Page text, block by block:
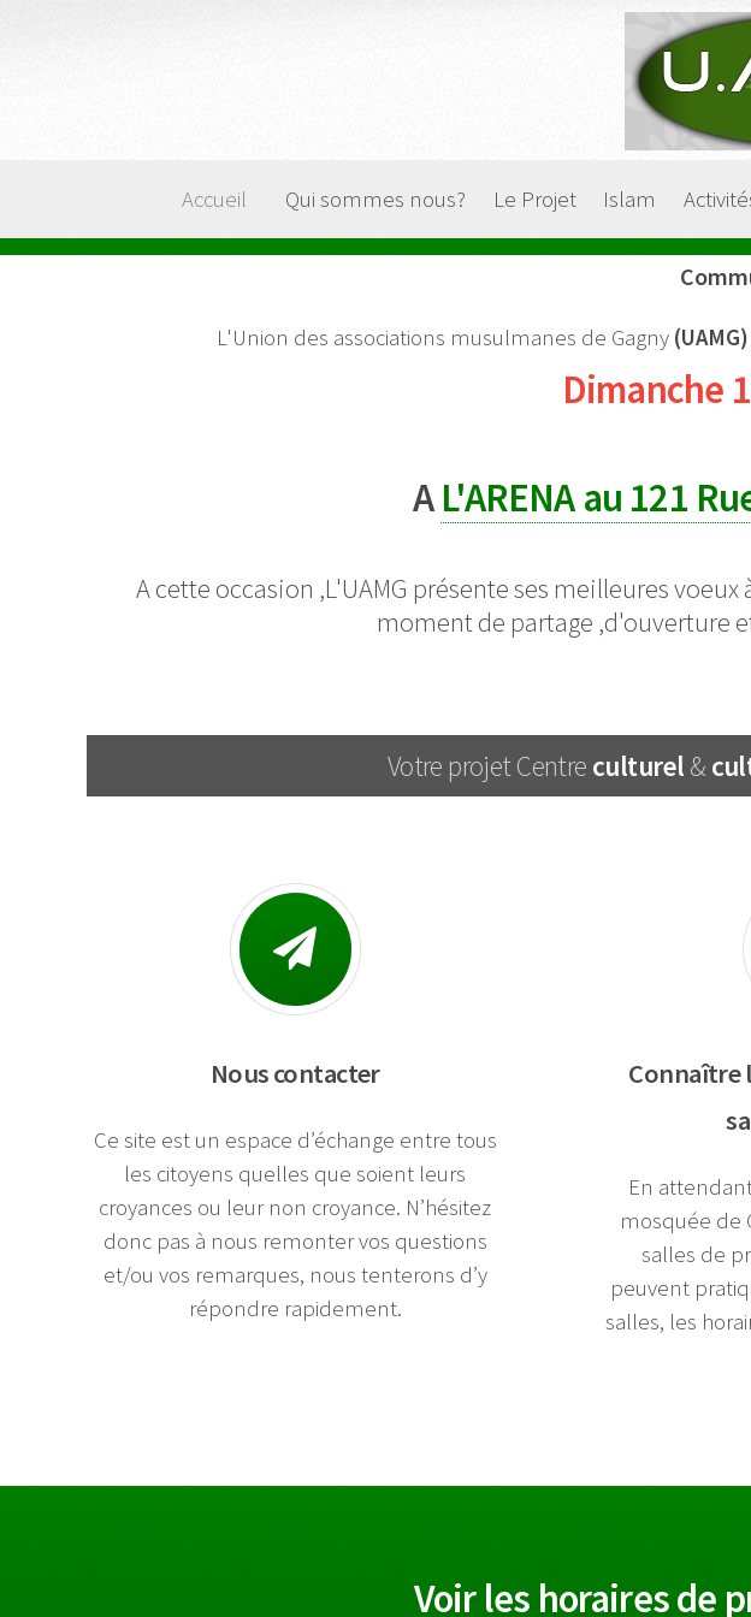
Accueil Qui sommes nous? Le Projet Islam
L'Union des associations musulmanes de Gagny (UAMG)
Dimanche
AL'ARENA au 121
A cette occasion ,L'UAMG présente ses meilleures
moment de partage ,d'ouverture
Votre projet Centre culturel &
Nous contacter
Ce site est un espace d’échange entre tous
les citoyens quelles que soient leurs
croyances ou leur non croyance. N’hésitez
donc pas à nous remonter vos questions
et/ou vos remarques, nous tenterons d’y
répondre rapidement.
Connaître
En
mosquée de
salles de
peuvent
salles, les
Voir les horaires de